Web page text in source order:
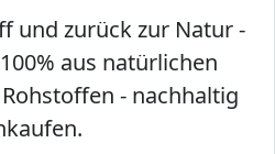
und zurück zur Natur -
aus natürlichen
- nachhaltig